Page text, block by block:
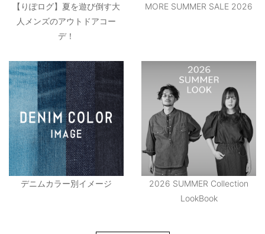
【りぽログ】夏を遊び倒す大
人メンズのアウトドアコー
デ！
MORE SUMMER SALE 2026
デニムカラー別イメージ
2026 SUMMER Collection
LookBook